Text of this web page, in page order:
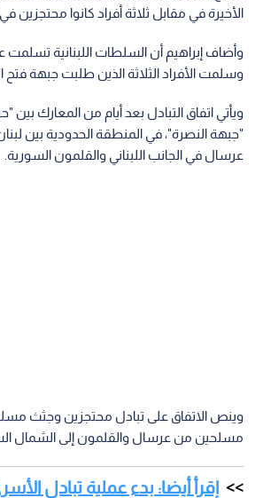
الأخيرة في مقابل ثلاثة أفراد كانوا محتجزين في
وأضاف إبراهيم أن السلطات اللبنانية تسلمت
وسلمت الأفراد الثلاثة الذين طلبت جبهة فتح
ويأتي اتفاق التبادل بعد أيام من المعارك
"جبهة النصرة"، في المنطقة الحدودية بين
عرسال في الجانب اللبناني والقلمون السورية.
وينص الاتفاق على تبادل محتجزين وجثث
مسلحين من عرسال والقلمون إلى الشمال
إقرأ أيضا: بدء عملية تبادل